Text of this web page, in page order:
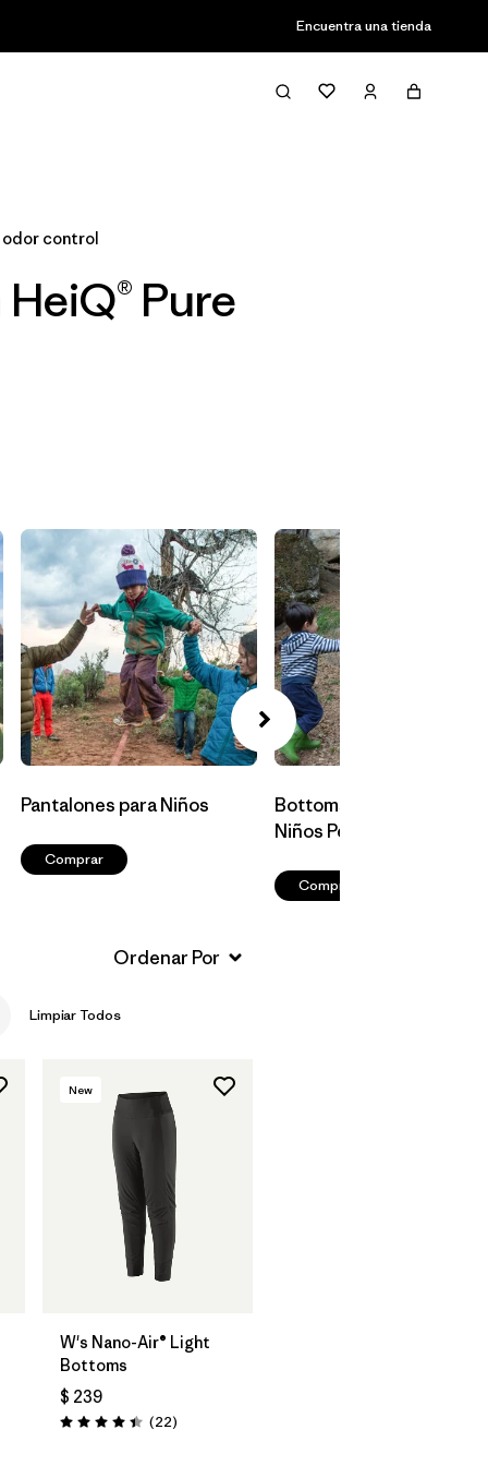
Encuentra una tienda
Filter & Sort
odor control
Pure
Pantalones para Niños
Comprar
Bottoms para Bebés y
Niños Pequeños
Comprar
Limpiar Todos
New
W's Nano-Air® Light
Bottoms
$ 239
Valoración: 4.4 / 5
(22Comentarios
)